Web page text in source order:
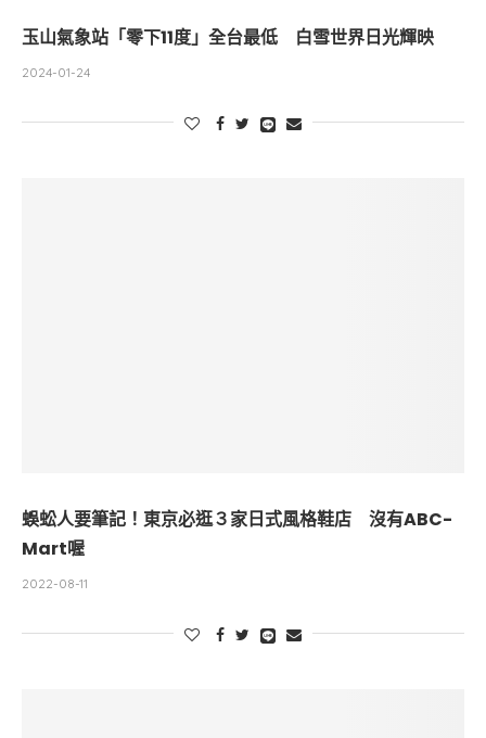
玉山氣象站「零下11度」全台最低 白雪世界日光輝映
2024-01-24
蜈蚣人要筆記！東京必逛３家日式風格鞋店 沒有ABC-
Mart喔
2022-08-11